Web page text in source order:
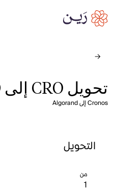
تحويل CRO إلى ALGO
Cronos إلى Algorand
التحويل
من